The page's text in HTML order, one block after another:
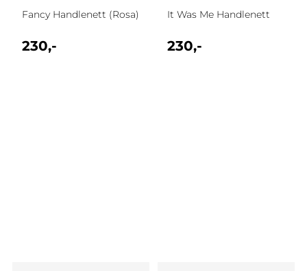
Fancy Handlenett (Rosa)
230,-
It Was Me Handlenett
230,-